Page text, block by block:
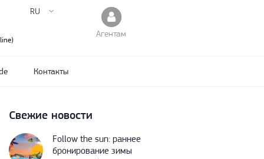
Агентам
RU
Контакты
Свежие новости
Follow the sun: раннее
бронирование зимы